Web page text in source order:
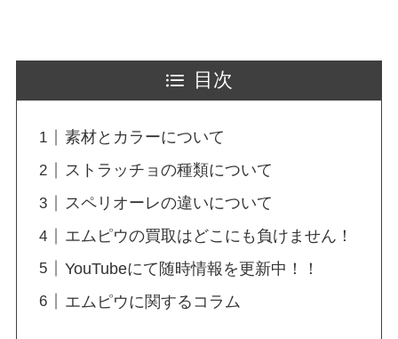
目次
素材とカラーについて
ストラッチョの種類について
スペリオーレの違いについて
エムピウの買取はどこにも負けません！
YouTubeにて随時情報を更新中！！
エムピウに関するコラム